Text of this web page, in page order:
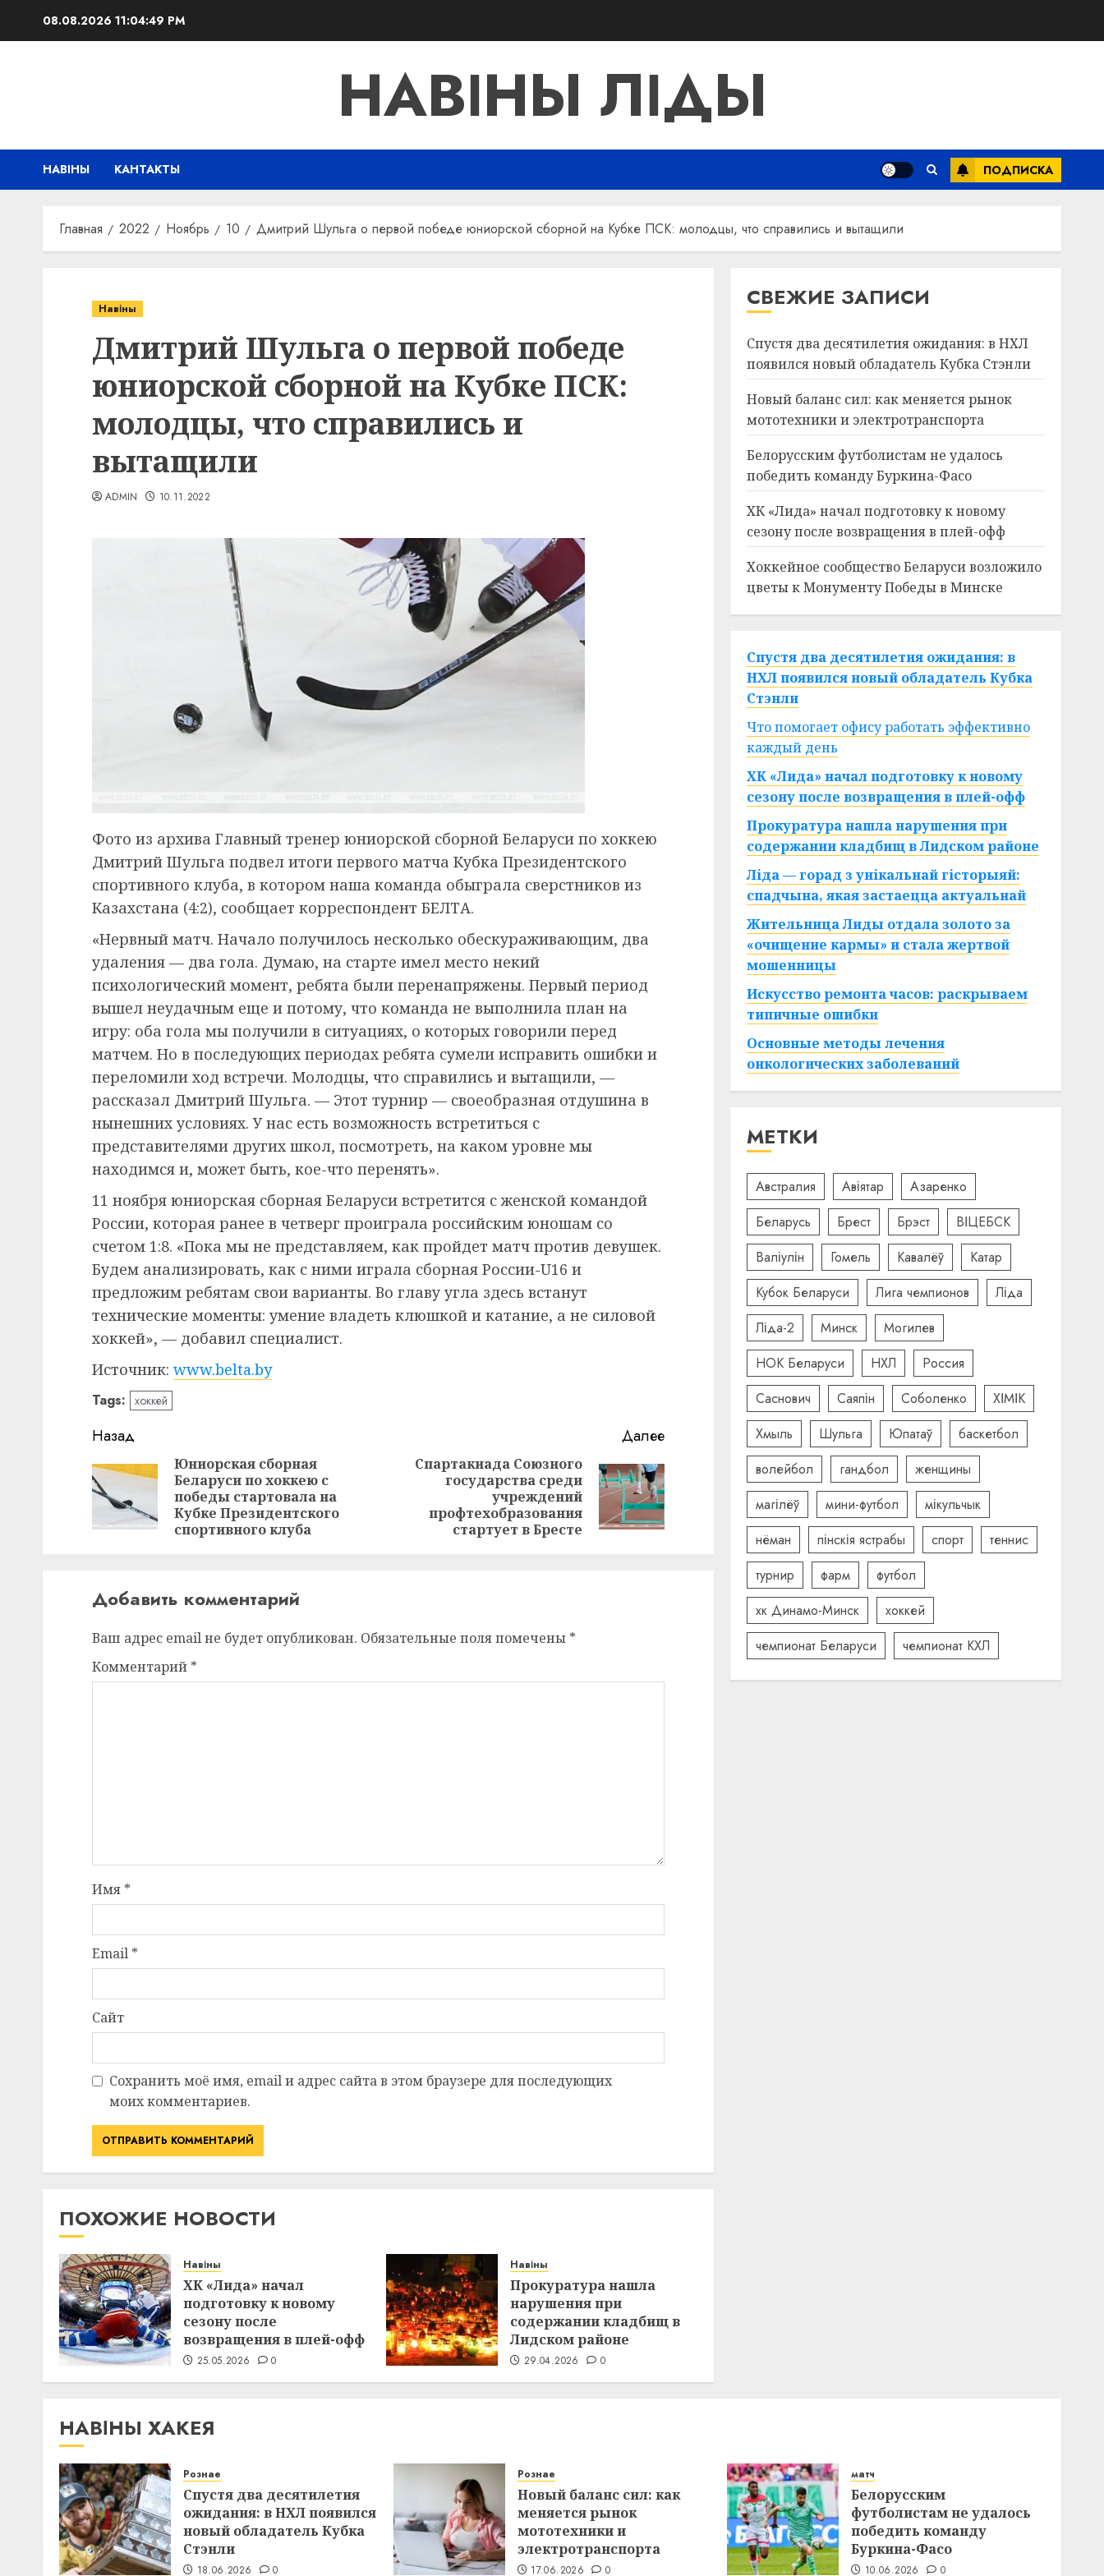
08.08.2026 11:04:50 PM
НАВІНЫ ЛІДЫ
НАВІНЫ КАНТАКТЫ ПОДПИСКА
Главная 2022 Ноябрь 10 Дмитрий Шульга о первой победе юниорской сборной на Кубке ПСК: молодцы, что справились и вытащили
Навіны
Дмитрий Шульга о первой победе
юниорской сборной на Кубке ПСК:
молодцы, что справились и
вытащили
ADMIN 10.11.2022
Фото из архива Главный тренер юниорской сборной Беларуси по хоккею
Дмитрий Шульга подвел итоги первого матча Кубка Президентского
спортивного клуба, в котором наша команда обыграла сверстников из
Казахстана (4:2), сообщает корреспондент БЕЛТА.
«Нервный матч. Начало получилось несколько обескураживающим, два
удаления — два гола. Думаю, на старте имел место некий
психологический момент, ребята были перенапряжены. Первый период
вышел неудачным еще и потому, что команда не выполнила план на
игру: оба гола мы получили в ситуациях, о которых говорили перед
матчем. Но в последующих периодах ребята сумели исправить ошибки и
переломили ход встречи. Молодцы, что справились и вытащили, —
рассказал Дмитрий Шульга. — Этот турнир — своеобразная отдушина в
нынешних условиях. У нас есть возможность встретиться с
представителями других школ, посмотреть, на каком уровне мы
находимся и, может быть, кое-что перенять».
11 ноября юниорская сборная Беларуси встретится с женской командой
России, которая ранее в четверг проиграла российским юношам со
счетом 1:8. «Пока мы не представляем, как пройдет матч против девушек.
Будем анализировать, как с ними играла сборная России-U16 и
предложим ребятам свои варианты. Во главу угла здесь встанут
технические моменты: умение владеть клюшкой и катание, а не силовой
хоккей», — добавил специалист.
Источник: www.belta.by
Tags: хоккей
Навигация
записи
Назад
Предыдущая
запись:
Юниорская сборная
Беларуси по хоккею с
победы стартовала на
Кубке Президентского
спортивного клуба
Далее
Следующая
запись:
Спартакиада Союзного
государства среди
учреждений
профтехобразования
стартует в Бресте
Добавить комментарий
Ваш адрес email не будет опубликован. Обязательные поля помечены *
Комментарий *
Имя *
Email *
Сайт
Сохранить моё имя, email и адрес сайта в этом браузере для последующих
моих комментариев.
ПОХОЖИЕ НОВОСТИ
Навіны
ХК «Лида» начал
подготовку к новому
сезону после
возвращения в плей-офф
25.05.2026 0
Навіны
Прокуратура нашла
нарушения при
содержании кладбищ в
Лидском районе
29.04.2026 0
СВЕЖИЕ ЗАПИСИ
Спустя два десятилетия ожидания: в НХЛ
появился новый обладатель Кубка Стэнли
Новый баланс сил: как меняется рынок
мототехники и электротранспорта
Белорусским футболистам не удалось
победить команду Буркина-Фасо
ХК «Лида» начал подготовку к новому
сезону после возвращения в плей-офф
Хоккейное сообщество Беларуси возложило
цветы к Монументу Победы в Минске
Спустя два десятилетия ожидания: в
НХЛ появился новый обладатель Кубка
Стэнли
Что помогает офису работать эффективно
каждый день
ХК «Лида» начал подготовку к новому
сезону после возвращения в плей-офф
Прокуратура нашла нарушения при
содержании кладбищ в Лидском районе
Ліда — горад з унікальнай гісторыяй:
спадчына, якая застаецца актуальнай
Жительница Лиды отдала золото за
«очищение кармы» и стала жертвой
мошенницы
Искусство ремонта часов: раскрываем
типичные ошибки
Основные методы лечения
онкологических заболеваний
МЕТКИ
Австралия Авіятар
Азаренко
Беларусь
Брест Брэст
ВІЦЕБСК
Валіулін
Гомель Кавалёў
Катар
Кубок Беларуси
Лига чемпионов
Ліда
Ліда-2
Минск
Могилев
НОК Беларуси
НХЛ
Россия
Саснович
Саяпін Соболенко
ХІМІК
Хмыль
Шульга Юпатаў
баскетбол
волейбол
гандбол
женщины
магілёў
мини-футбол
мікульчык
нёман
пінскія ястрабы спорт
теннис
турнир
фарм
футбол
хк Динамо-Минск
хоккей
чемпионат Беларуси
чемпионат КХЛ
НАВІНЫ ХАКЕЯ
Рознае
Спустя два десятилетия
ожидания: в НХЛ появился
новый обладатель Кубка
Стэнли
18.06.2026 0
Рознае
Новый баланс сил: как
меняется рынок
мототехники и
электротранспорта
17.06.2026 0
матч
Белорусским
футболистам не удалось
победить команду
Буркина-Фасо
10.06.2026 0